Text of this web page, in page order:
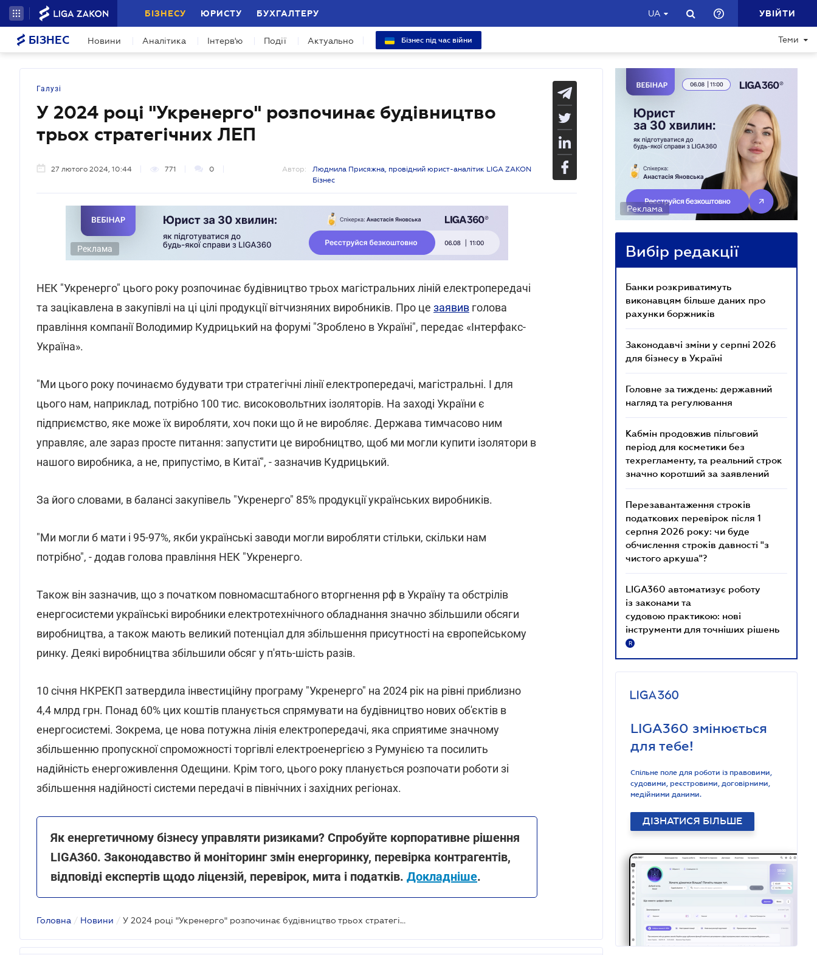
БІЗНЕСУ ЮРИСТУ БУХГАЛТЕРУ UA УВІЙТИ
БІЗНЕС Новини Аналітика Інтерв'ю Події Актуально Бізнес під час війни Теми
Галузі
У 2024 році "Укренерго" розпочинає будівництво
трьох стратегічних ЛЕП
27 лютого 2024, 10:44 771 0 Автор:
Людмила Присяжна, провідний юрист-аналітик LIGA ZAKON
Бізнес
Реклама
НЕК "Укренерго" цього року розпочинає будівництво трьох магістральних ліній електропередачі
та зацікавлена в закупівлі на ці цілі продукції вітчизняних виробників. Про це заявив голова
правління компанії Володимир Кудрицький на форумі "Зроблено в Україні", передає «Інтерфакс-
Україна».
"Ми цього року починаємо будувати три стратегічні лінії електропередачі, магістральні. І для
цього нам, наприклад, потрібно 100 тис. високовольтних ізоляторів. На заході України є
підприємство, яке може їх виробляти, хоч поки що й не виробляє. Держава тимчасово ним
управляє, але зараз просте питання: запустити це виробництво, щоб ми могли купити ізолятори в
нашого виробника, а не, припустімо, в Китаї", - зазначив Кудрицький.
За його словами, в балансі закупівель "Укренерго" 85% продукції українських виробників.
"Ми могли б мати і 95-97%, якби українські заводи могли виробляти стільки, скільки нам
потрібно", - додав голова правління НЕК "Укренерго.
Також він зазначив, що з початком повномасштабного вторгнення рф в Україну та обстрілів
енергосистеми українські виробники електротехнічного обладнання значно збільшили обсяги
виробництва, а також мають великий потенціал для збільшення присутності на європейському
ринку. Деякі виробництва збільшили обсяг у п'ять-шість разів.
10 січня НКРЕКП затвердила інвестиційну програму "Укренерго" на 2024 рік на рівні приблизно
4,4 млрд грн. Понад 60% цих коштів планується спрямувати на будівництво нових об'єктів в
енергосистемі. Зокрема, це нова потужна лінія електропередачі, яка сприятиме значному
збільшенню пропускної спроможності торгівлі електроенергією з Румунією та посилить
надійність енергоживлення Одещини. Крім того, цього року планується розпочати роботи зі
збільшення надійності системи передачі в північних і західних регіонах.
Як енергетичному бізнесу управляти ризиками? Спробуйте корпоративне рішення
LIGA360. Законодавство й моніторинг змін енергоринку, перевірка контрагентів,
відповіді експертів щодо ліцензій, перевірок, мита і податків. Докладніше.
Головна / Новини / У 2024 році "Укренерго" розпочинає будівництво трьох стратегічних ЛЕП
Реклама
Вибір редакції
Банки розкриватимуть
виконавцям більше даних про
рахунки боржників
Законодавчі зміни у серпні 2026
для бізнесу в Україні
Головне за тиждень: державний
нагляд та регулювання
Кабмін продовжив пільговий
період для косметики без
техрегламенту, та реальний строк
значно коротший за заявлений
Перезавантаження строків
податкових перевірок після 1
серпня 2026 року: чи буде
обчислення строків давності "з
чистого аркуша"?
LIGA360 автоматизує роботу
із законами та
судовою практикою: нові
інструменти для точніших рішень
R
LIGA360 змінюється
для тебе!
Спільне поле для роботи із правовими,
судовими, реєстровими, договірними,
медійними даними.
ДІЗНАТИСЯ БІЛЬШЕ